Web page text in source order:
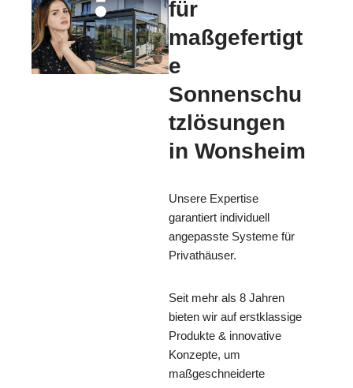
für
maßgefertigt
e
Sonnenschu
tzlösungen
in Wonsheim
Unsere Expertise
garantiert individuell
angepasste Systeme für
Privathäuser.
Seit mehr als 8 Jahren
bieten wir auf erstklassige
Produkte & innovative
Konzepte, um
maßgeschneiderte